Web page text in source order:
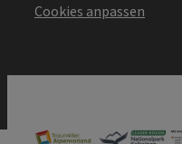
Cookies anpassen